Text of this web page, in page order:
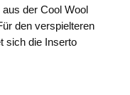
der Cool Wool
den verspielteren
sich die Inserto